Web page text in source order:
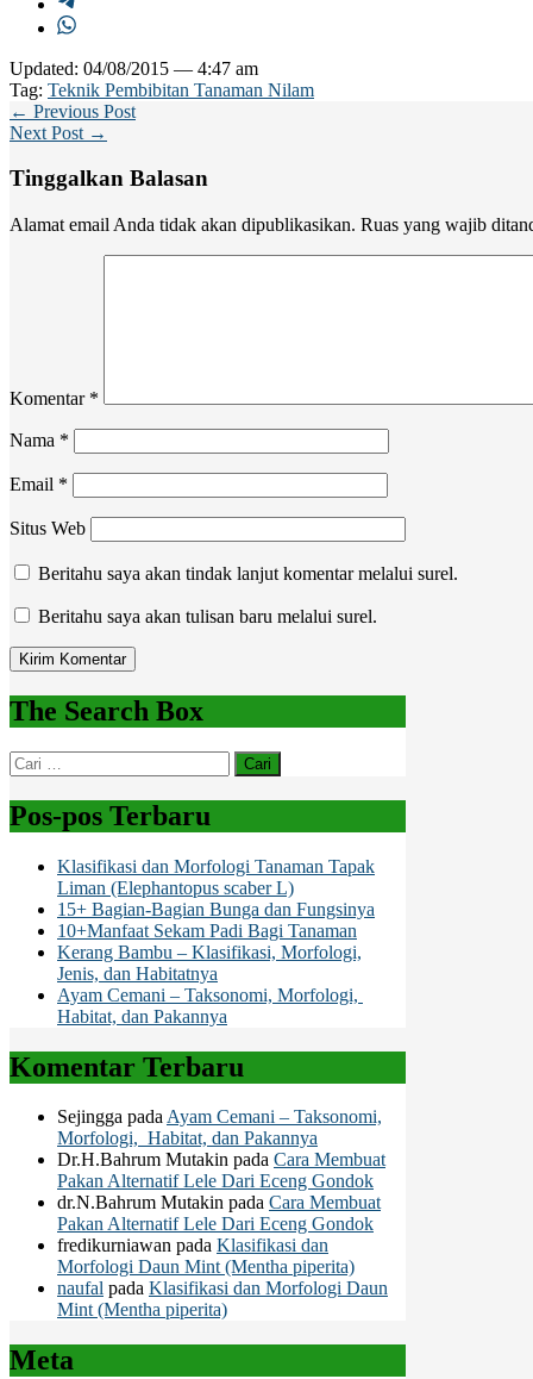
Updated: 04/08/2015 — 4:47 am
Tag: Teknik Pembibitan Tanaman Nilam
← Previous Post
Next Post →
Tinggalkan Balasan
Alamat email Anda tidak akan dipublikasikan. Ruas yang wajib
Komentar *
Nama *
Email *
Situs Web
Beritahu saya akan tindak lanjut komentar melalui surel.
Beritahu saya akan tulisan baru melalui surel.
The Search Box
Cari
untuk:
Pos-pos Terbaru
Klasifikasi dan Morfologi Tanaman Tapak
Liman (Elephantopus scaber L)
15+ Bagian-Bagian Bunga dan Fungsinya
10+Manfaat Sekam Padi Bagi Tanaman
Kerang Bambu – Klasifikasi, Morfologi,
Jenis, dan Habitatnya
Ayam Cemani – Taksonomi, Morfologi,
Habitat, dan Pakannya
Komentar Terbaru
Sejingga padaAyam Cemani – Taksonomi,
Morfologi, Habitat, dan Pakannya
Dr.H.Bahrum Mutakin pada Cara Membuat
Pakan Alternatif Lele Dari Eceng Gondok
dr.N.Bahrum Mutakin pada Cara Membuat
Pakan Alternatif Lele Dari Eceng Gondok
fredikurniawan pada Klasifikasi dan
Morfologi Daun Mint (Mentha piperita)
naufal pada Klasifikasi dan Morfologi Daun
Mint (Mentha piperita)
Meta